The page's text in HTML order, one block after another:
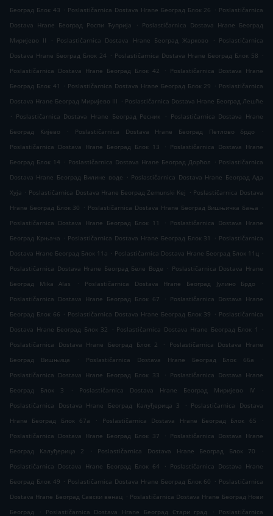
Београд Блок 43 . Poslastičarnica Dostava Hrane Београд Блок 26 . Poslastičarnica
Dostava Hrane Београд Роспи Ћуприја
. Poslastičarnica Dostava Hrane Београд
Миријево II
. Poslastičarnica Dostava Hrane Београд Жарково . Poslastičarnica
Dostava Hrane Београд Блок 24 . Poslastičarnica Dostava Hrane Београд Блок 58 .
Poslastičarnica Dostava Hrane Београд Блок 42
. Poslastičarnica Dostava Hrane
Београд Блок 41
. Poslastičarnica Dostava Hrane Београд Блок 29 . Poslastičarnica
Dostava Hrane Београд Миријево III . Poslastičarnica Dostava Hrane Београд Лешће
. Poslastičarnica Dostava Hrane Београд Ресник . Poslastičarnica Dostava Hrane
Београд Кијево
. Poslastičarnica Dostava Hrane Београд Петлово брдо
.
Poslastičarnica Dostava Hrane Београд Блок 13
. Poslastičarnica Dostava Hrane
Београд Блок 14 . Poslastičarnica Dostava Hrane Београд Дорћол . Poslastičarnica
Dostava Hrane Београд Вилине воде . Poslastičarnica Dostava Hrane Београд Ада
Хуја . Poslastičarnica Dostava Hrane Београд Zemunski Kej . Poslastičarnica Dostava
Hrane Београд Блок 30 . Poslastičarnica Dostava Hrane Београд Вишњичка бања .
Poslastičarnica Dostava Hrane Београд Блок 11
. Poslastičarnica Dostava Hrane
Београд Крњача . Poslastičarnica Dostava Hrane Београд Блок 31 . Poslastičarnica
Dostava Hrane Београд Блок 11а . Poslastičarnica Dostava Hrane Београд Блок 11ц .
Poslastičarnica Dostava Hrane Београд Беле Воде . Poslastičarnica Dostava Hrane
Београд Mika Alas
. Poslastičarnica Dostava Hrane Београд Јулино Брдо
.
Poslastičarnica Dostava Hrane Београд Блок 67
. Poslastičarnica Dostava Hrane
Београд Блок 66 . Poslastičarnica Dostava Hrane Београд Блок 39 . Poslastičarnica
Dostava Hrane Београд Блок 32
. Poslastičarnica Dostava Hrane Београд Блок 1
.
Poslastičarnica Dostava Hrane Београд Блок 2
.
Poslastičarnica Dostava Hrane
Београд Вишњица
. Poslastičarnica Dostava Hrane Београд Блок 66а
.
Poslastičarnica Dostava Hrane Београд Блок 33
. Poslastičarnica Dostava Hrane
Београд Блок 3
. Poslastičarnica Dostava Hrane Београд Миријево IV
.
Poslastičarnica Dostava Hrane Београд Калуђерица 3
. Poslastičarnica Dostava
Hrane Београд Блок 67а
. Poslastičarnica Dostava Hrane Београд Блок 65
.
Poslastičarnica Dostava Hrane Београд Блок 37
. Poslastičarnica Dostava Hrane
Београд Калуђерица 2
. Poslastičarnica Dostava Hrane Београд Блок 70
.
Poslastičarnica Dostava Hrane Београд Блок 64
. Poslastičarnica Dostava Hrane
Београд Блок 49 . Poslastičarnica Dostava Hrane Београд Блок 60 . Poslastičarnica
Dostava Hrane Београд Савски венац . Poslastičarnica Dostava Hrane Београд Нови
Београд
. Poslastičarnica Dostava Hrane Београд Стари град .
Poslastičarnica